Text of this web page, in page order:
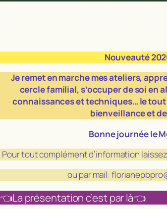
Nouveauté
Je remet en marche mes ateliers,
cercle familial, s’occuper de soi en
connaissances et techniques… le
bienveillance et
Bonne journée le
Pour tout complément d’information laissez
ou par mail:
👈La présentation c’est par là👈